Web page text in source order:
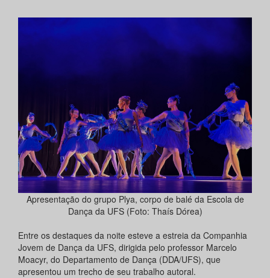
Apresentação do grupo Plya, corpo de balé da Escola de
Dança da UFS (Foto: Thaís Dórea)
Entre os destaques da noite esteve a estreia da Companhia
Jovem de Dança da UFS, dirigida pelo professor Marcelo
Moacyr, do Departamento de Dança (DDA/UFS), que
apresentou um trecho de seu trabalho autoral.